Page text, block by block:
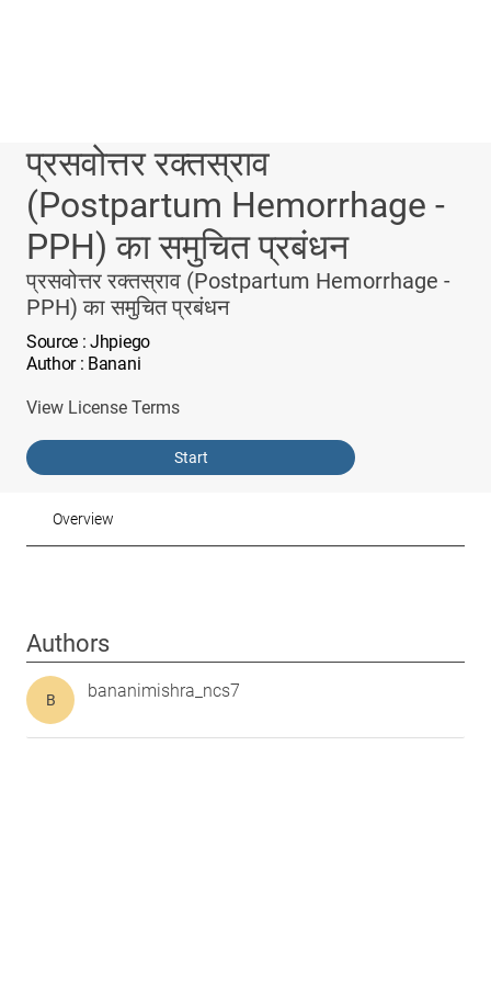
प्रसवोत्तर रक्तस्राव
(Postpartum Hemorrhage -
PPH) का समुचित प्रबंधन
प्रसवोत्तर रक्तस्राव (Postpartum Hemorrhage -
PPH) का समुचित प्रबंधन
Source : Jhpiego
Author: Banani
View License Terms
Start
Overview
Authors
B bananimishra_ncs7